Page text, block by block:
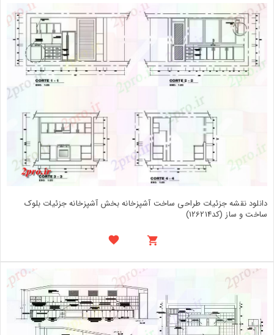
دانلود نقشه جزئیات طراحی ساخت آشپزخانه بخش آشپزخانه جزئیات بلوک
ساخت و ساز (کد126214)